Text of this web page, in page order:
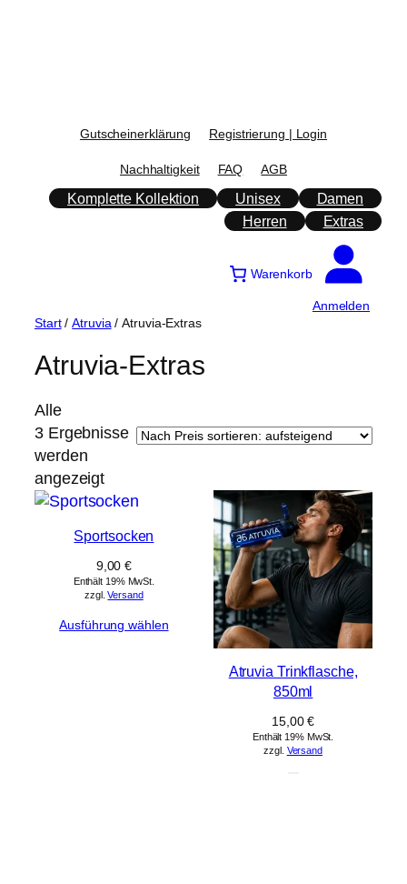
Gutscheinerklärung Registrierung | Login
Nachhaltigkeit FAQ AGB
Komplette Kollektion Unisex
Damen
Herren
Extras
Warenkorb
Anmelden
Start/Atruvia / Atruvia-Extras
Atruvia-Extras
Alle
3 Ergebnisse
werden
angezeigtNach
Preis
aufsteigend
Sportsocken
9,00€
Enthält 19% MwSt.
zzgl.Versand
Ausführung wählen
Atruvia Trinkflasche,
850ml
15,00€
Enthält 19% MwSt.
zzgl. Versand